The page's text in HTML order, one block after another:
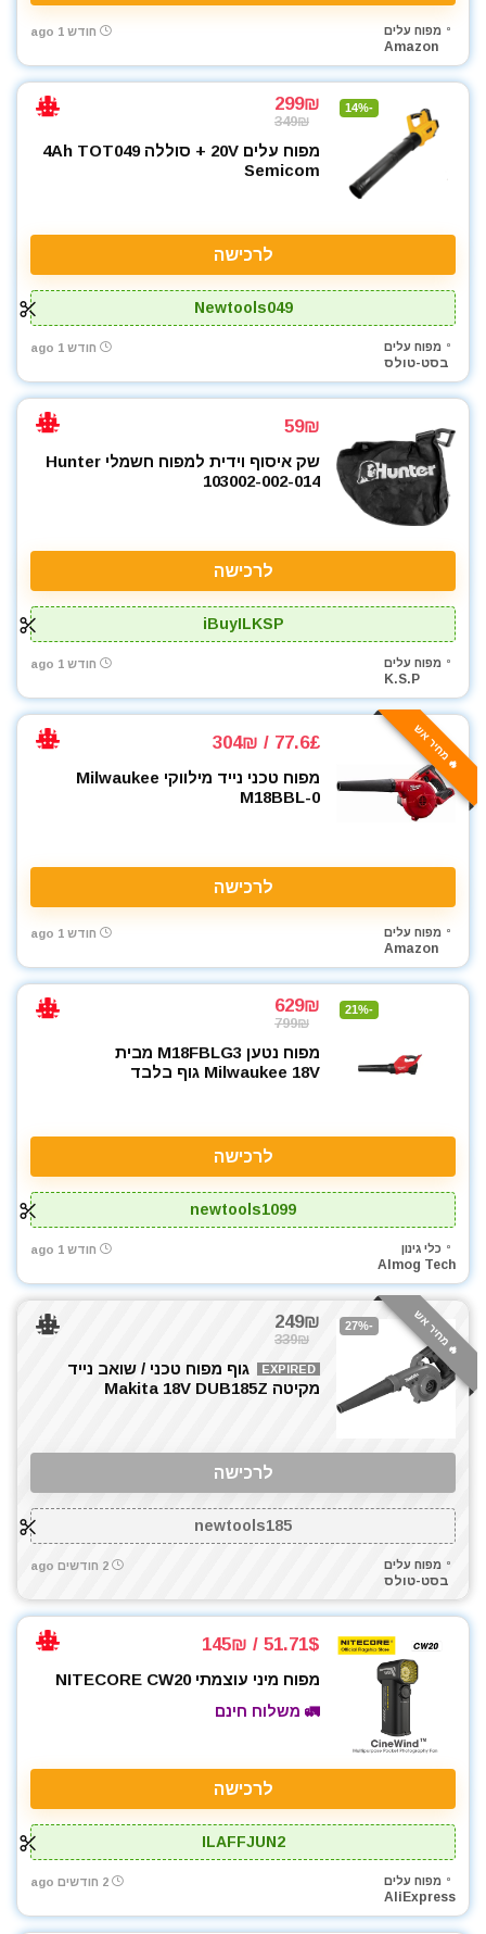
מפוח עלים
Amazon
חודש 1 ago
-14%
299₪
349₪
מפוח עלים 20V + סוללה ‎4Ah TOT049
Semicom
לרכישה
Newtools049
מפוח עלים
בסט-טולס
חודש 1 ago
59₪
שק איסוף וידית למפוח חשמלי Hunter
103002-002-014
לרכישה
iBuyILKSP
מפוח עלים
K.S.P
חודש 1 ago
🔥 מחיר אש 77.6£ / 304₪
מפוח טכני נייד מילווקי Milwaukee
M18BBL-0
לרכישה
מפוח עלים
Amazon
חודש 1 ago
-21%
629₪
799₪
מפוח נטען M18FBLG3 מבית
Milwaukee 18V גוף בלבד
לרכישה
newtools1099
כלי גינון
Almog Tech
חודש 1 ago
🔥 מחיר אש -27%
249₪
339₪
EXPIRED
גוף מפוח טכני / שואב נייד
מקיטה Makita 18V DUB185Z
לרכישה
newtools185
מפוח עלים
בסט-טולס
2 חודשים ago
51.71$ / 145₪
מפוח מיני עוצמתי NITECORE CW20
🚛 משלוח חינם
לרכישה
ILAFFJUN2
מפוח עלים
AliExpress
2 חודשים ago